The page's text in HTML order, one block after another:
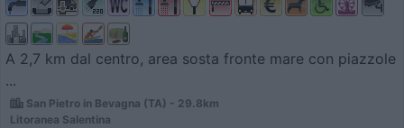
A 2,7 km dal centro, area sosta fronte mare con piazzole
...
San Pietro in Bevagna (TA) - 29.8km
Litoranea Salentina